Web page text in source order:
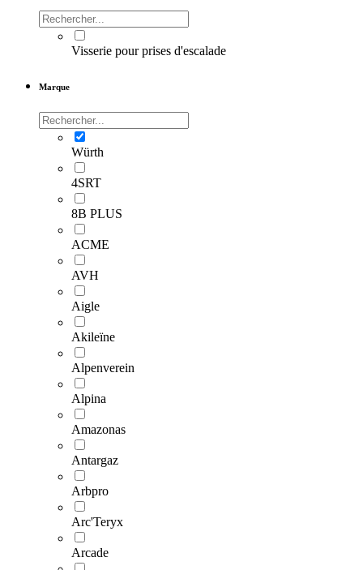
Visserie pour prises d'escalade
Marque
Würth
4SRT
8B PLUS
ACME
AVH
Aigle
Akileïne
Alpenverein
Alpina
Amazonas
Antargaz
Arbpro
Arc'Teryx
Arcade